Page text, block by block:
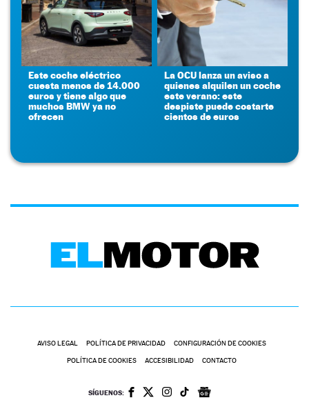
Este coche eléctrico
cuesta menos de 14.000
euros y tiene algo que
muchos BMW ya no
ofrecen
La OCU lanza un aviso a
quienes alquilen un coche
este verano: este
despiste puede costarte
cientos de euros
AVISO LEGAL POLÍTICA DE PRIVACIDAD CONFIGURACIÓN DE COOKIES
POLÍTICA DE COOKIES ACCESIBILIDAD CONTACTO
SÍGUENOS: